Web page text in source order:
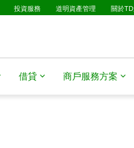
投資服務 道明資產管理 關於
借貸 商戶服務方案